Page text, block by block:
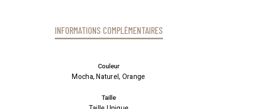
INFORMATIONS COMPLÉMENTAIRES
Couleur
Mocha, Naturel, Orange
Taille